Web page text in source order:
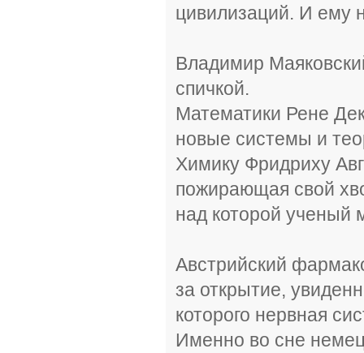
цивилизаций. И ему
Владимир
спичкой.
Математики Рене
новые системы и
Химику Фридриху
пожирающая свой
над которой ученый
Австрийский
за открытие,
которого нервная
Именно во сне